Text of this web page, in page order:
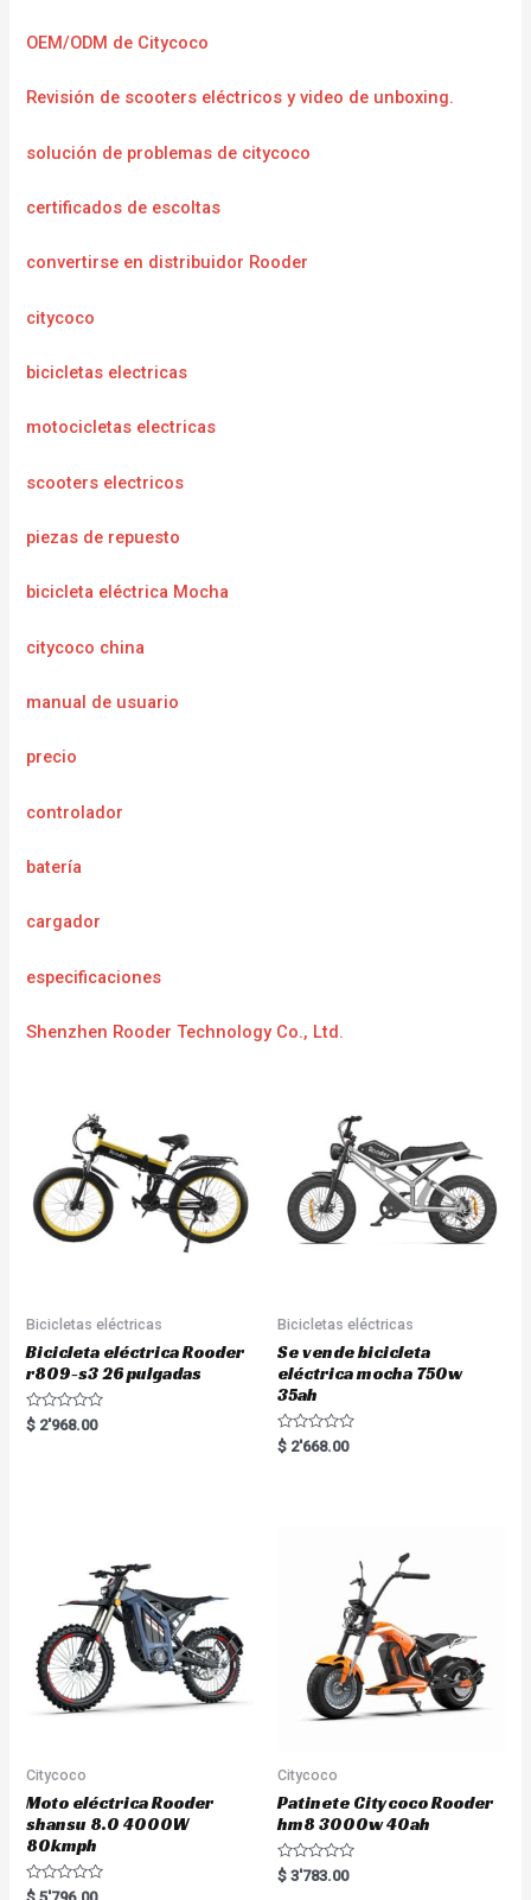
OEM/ODM de Citycoco
Revisión de scooters eléctricos y video de unboxing.
solución de problemas de citycoco
certificados de escoltas
convertirse en distribuidor Rooder
citycoco
bicicletas electricas
motocicletas electricas
scooters electricos
piezas de repuesto
bicicleta eléctrica Mocha
citycoco china
manual de usuario
precio
controlador
batería
cargador
especificaciones
Shenzhen Rooder Technology Co., Ltd.
Bicicletas eléctricas
Bicicleta eléctrica Rooder
r809-s3 26 pulgadas
R
a
$ 2'968.00
Bicicletas eléctricas
Se vende bicicleta
eléctrica mocha 750w
35ah
R
a
$ 2'668.00
Citycoco
Moto eléctrica Rooder
shansu 8.0 4000W
80kmph
R
Citycoco
Patinete Citycoco Rooder
hm8 3000w 40ah
R
a
$ 3'783.00